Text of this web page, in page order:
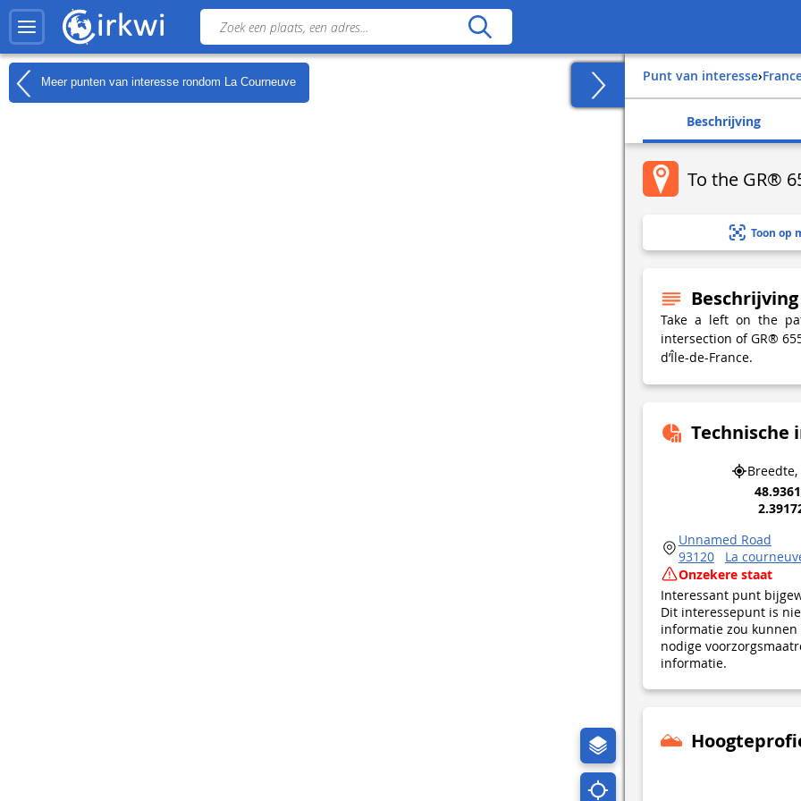
Meer punten van interesse rondom La Courneuve Punt van interesse›
Beschrijving
To the GR®
Toon op
Beschrijving
Take a left on the
intersection of GR®
d’Île-de-France.
Unnamed Road
93120
La
Onzekere staat
Interessant punt
Dit interessepunt is
informatie zou
nodige
informatie.